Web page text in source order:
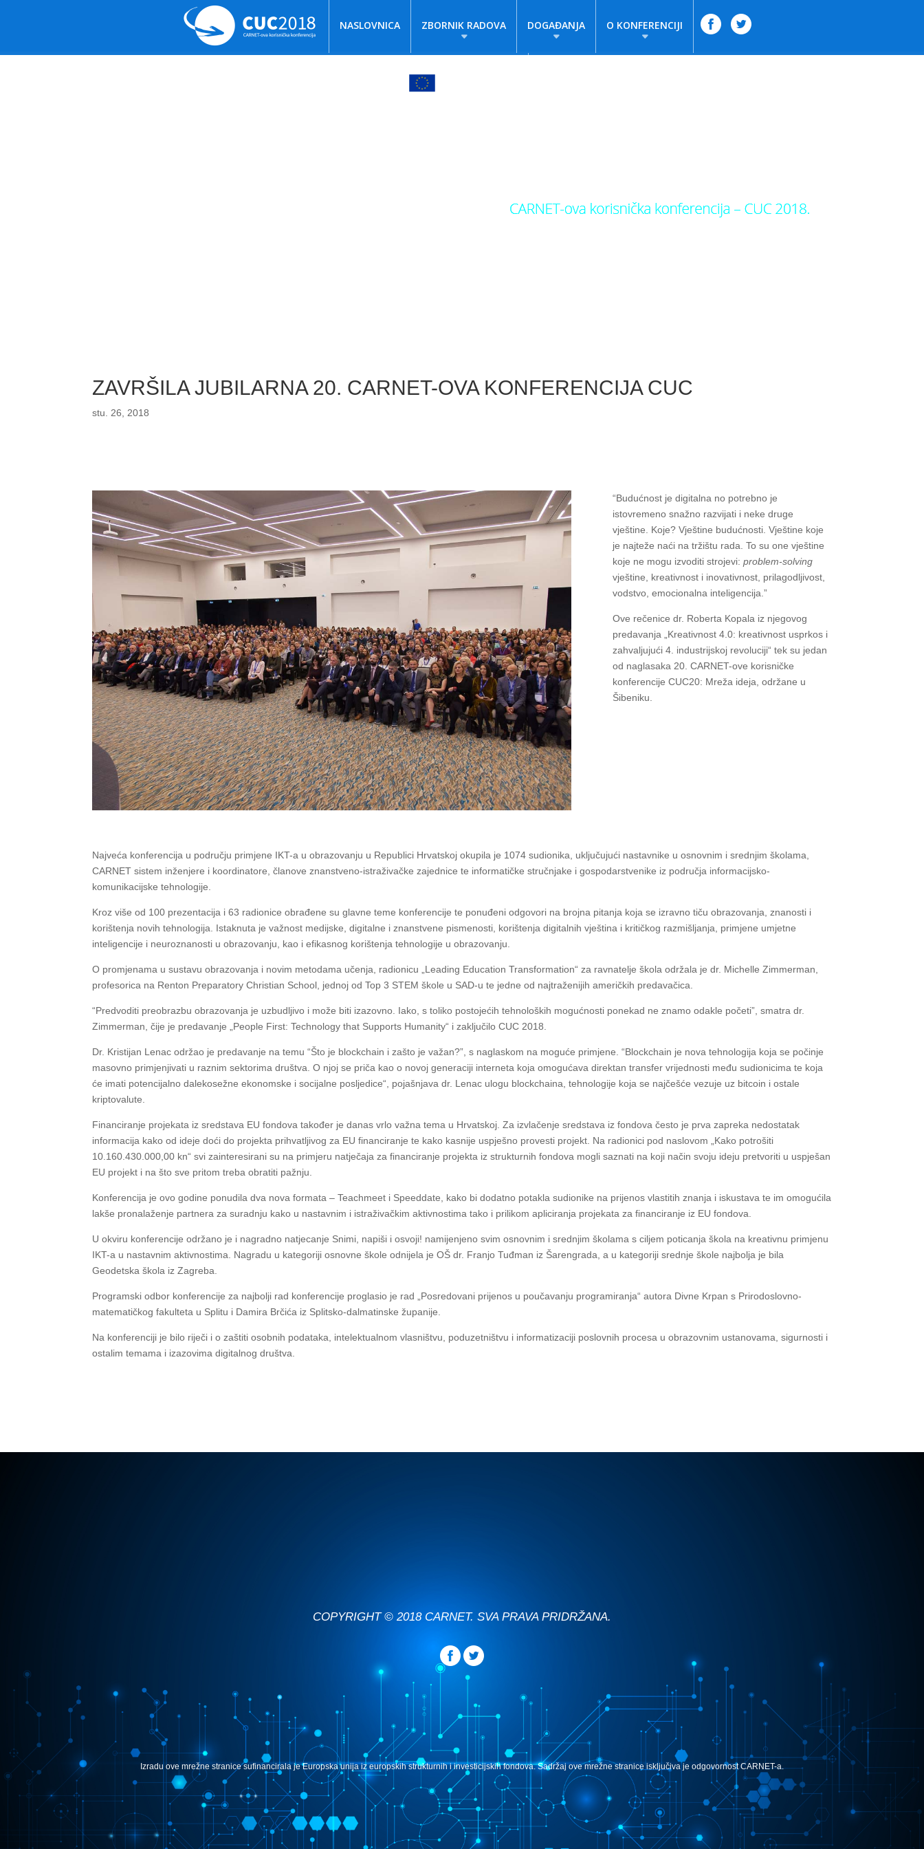
NASLOVNICA ZBORNIK RADOVA DOGAĐANJA O KONFERENCIJI
ZAVRŠILA JUBILARNA 20. CARNET-OVA KONFERENCIJA CUC
stu. 26, 2018
“Budućnost je digitalna no potrebno je
istovremeno snažno razvijati i neke druge
vještine. Koje? Vještine budućnosti. Vještine koje
je najteže naći na tržištu rada. To su one vještine
koje ne mogu izvoditi strojevi: problem-solving
vještine, kreativnost i inovativnost, prilagodljivost,
vodstvo, emocionalna inteligencija.”
Ove rečenice dr. Roberta Kopala iz njegovog
predavanja „Kreativnost 4.0: kreativnost usprkos i
zahvaljujući 4. industrijskoj revoluciji“ tek su jedan
od naglasaka 20. CARNET-ove korisničke
konferencije CUC20: Mreža ideja, održane u
Šibeniku.
Najveća konferencija u području primjene IKT-a u obrazovanju u Republici Hrvatskoj okupila je 1074 sudionika, uključujući nastavnike u osnovnim i srednjim školama,
CARNET sistem inženjere i koordinatore, članove znanstveno-istraživačke zajednice te informatičke stručnjake i gospodarstvenike iz područja informacijsko-
komunikacijske tehnologije.
Kroz više od 100 prezentacija i 63 radionice obrađene su glavne teme konferencije te ponuđeni odgovori na brojna pitanja koja se izravno tiču obrazovanja, znanosti i
korištenja novih tehnologija. Istaknuta je važnost medijske, digitalne i znanstvene pismenosti, korištenja digitalnih vještina i kritičkog razmišljanja, primjene umjetne
inteligencije i neuroznanosti u obrazovanju, kao i efikasnog korištenja tehnologije u obrazovanju.
O promjenama u sustavu obrazovanja i novim metodama učenja, radionicu „Leading Education Transformation“ za ravnatelje škola održala je dr. Michelle Zimmerman,
profesorica na Renton Preparatory Christian School, jednoj od Top 3 STEM škole u SAD-u te jedne od najtraženijih američkih predavačica.
“Predvoditi preobrazbu obrazovanja je uzbudljivo i može biti izazovno. Iako, s toliko postojećih tehnoloških mogućnosti ponekad ne znamo odakle početi”, smatra dr.
Zimmerman, čije je predavanje „People First: Technology that Supports Humanity“ i zaključilo CUC 2018.
Dr. Kristijan Lenac održao je predavanje na temu “Što je blockchain i zašto je važan?”, s naglaskom na moguće primjene. “Blockchain je nova tehnologija koja se počinje
masovno primjenjivati u raznim sektorima društva. O njoj se priča kao o novoj generaciji interneta koja omogućava direktan transfer vrijednosti među sudionicima te koja
će imati potencijalno dalekosežne ekonomske i socijalne posljedice“, pojašnjava dr. Lenac ulogu blockchaina, tehnologije koja se najčešće vezuje uz bitcoin i ostale
kriptovalute.
Financiranje projekata iz sredstava EU fondova također je danas vrlo važna tema u Hrvatskoj. Za izvlačenje sredstava iz fondova često je prva zapreka nedostatak
informacija kako od ideje doći do projekta prihvatljivog za EU financiranje te kako kasnije uspješno provesti projekt. Na radionici pod naslovom „Kako potrošiti
10.160.430.000,00 kn“ svi zainteresirani su na primjeru natječaja za financiranje projekta iz strukturnih fondova mogli saznati na koji način svoju ideju pretvoriti u uspješan
EU projekt i na što sve pritom treba obratiti pažnju.
Konferencija je ovo godine ponudila dva nova formata – Teachmeet i Speeddate, kako bi dodatno potakla sudionike na prijenos vlastitih znanja i iskustava te im omogućila
lakše pronalaženje partnera za suradnju kako u nastavnim i istraživačkim aktivnostima tako i prilikom apliciranja projekata za financiranje iz EU fondova.
U okviru konferencije održano je i nagradno natjecanje Snimi, napiši i osvoji! namijenjeno svim osnovnim i srednjim školama s ciljem poticanja škola na kreativnu primjenu
IKT-a u nastavnim aktivnostima. Nagradu u kategoriji osnovne škole odnijela je OŠ dr. Franjo Tuđman iz Šarengrada, a u kategoriji srednje škole najbolja je bila
Geodetska škola iz Zagreba.
Programski odbor konferencije za najbolji rad konferencije proglasio je rad „Posredovani prijenos u poučavanju programiranja“ autora Divne Krpan s Prirodoslovno-
matematičkog fakulteta u Splitu i Damira Brčića iz Splitsko-dalmatinske županije.
Na konferenciji je bilo riječi i o zaštiti osobnih podataka, intelektualnom vlasništvu, poduzetništvu i informatizaciji poslovnih procesa u obrazovnim ustanovama, sigurnosti i
ostalim temama i izazovima digitalnog društva.
COPYRIGHT © 2018 CARNET. SVA PRAVA PRIDRŽANA.
Izradu ove mrežne stranice sufinancirala je Europska unija iz europskih strukturnih i investicijskih fondova. Sadržaj ove mrežne stranice isključiva je odgovornost CARNET-a.